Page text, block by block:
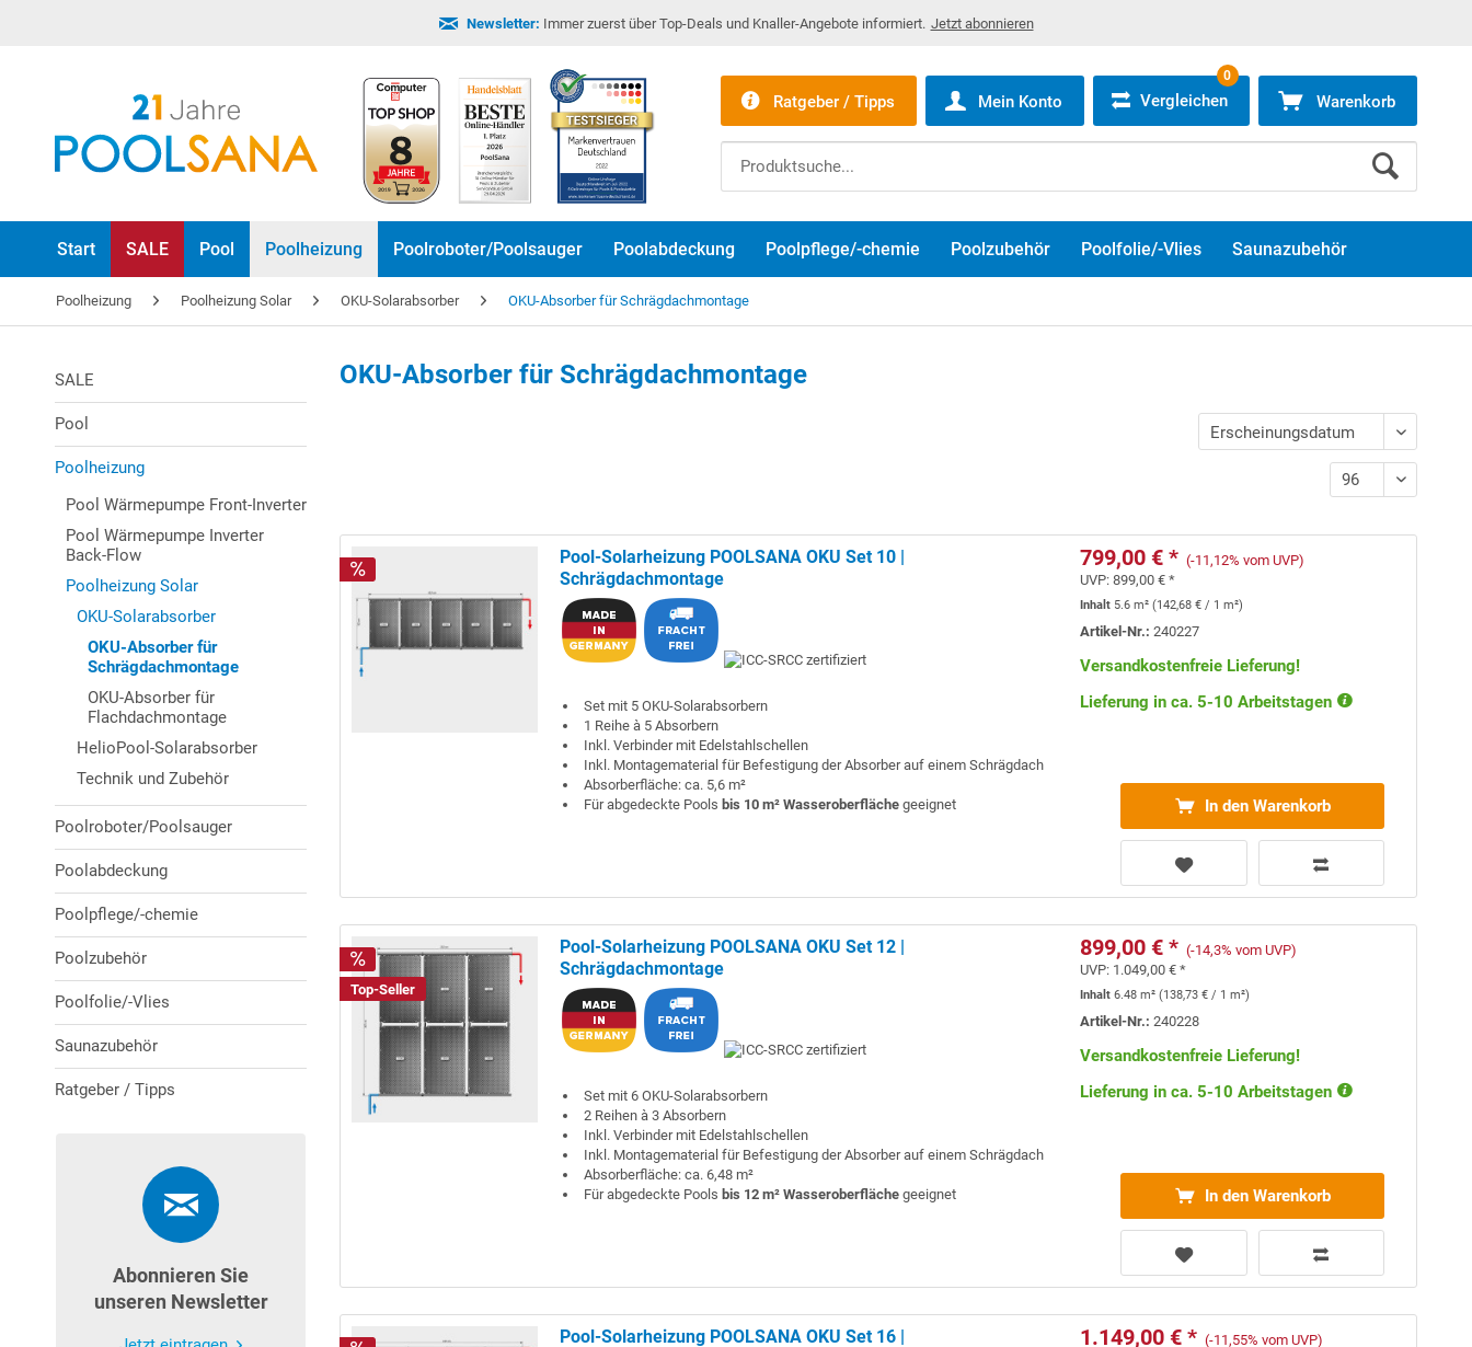
Newsletter: Immer zuerst über Top-Deals und Knaller-Angebote informiert. Jetzt abonnieren
Ratgeber / Tipps Mein Konto Vergleichen
0
Warenkorb
Start SALE Pool Poolheizung Poolroboter/Poolsauger Poolabdeckung Poolpflege/-chemie Poolzubehör Poolfolie/-Vlies Saunazubehör
Poolheizung Poolheizung Solar OKU-Solarabsorber OKU-Absorber für Schrägdachmontage
SALE
Pool
Poolheizung
Pool Wärmepumpe Front-Inverter
Pool Wärmepumpe Inverter
Back-Flow
Poolheizung Solar
OKU-Solarabsorber
OKU-Absorber für
Schrägdachmontage
OKU-Absorber für
Flachdachmontage
HelioPool-Solarabsorber
Technik und Zubehör
Poolroboter/Poolsauger
Poolabdeckung
Poolpflege/-chemie
Poolzubehör
Poolfolie/-Vlies
Saunazubehör
Ratgeber / Tipps
Abonnieren Sie
unseren Newsletter
OKU-Absorber für Schrägdachmontage
Pool-Solarheizung POOLSANA OKU Set 10 |
Schrägdachmontage
Set mit 5 OKU-Solarabsorbern
1 Reihe à 5 Absorbern
Inkl. Verbinder mit Edelstahlschellen
Inkl. Montagematerial für Befestigung der Absorber auf einem Schrägdach
Absorberfläche: ca. 5,6 m²
Für abgedeckte Pools bis 10 m² Wasseroberfläche geeignet
799,00 € * (-11,12% vom UVP)
UVP:899,00 € *
Inhalt 5.6 m²(142,68 € / 1 m²)
Artikel-Nr.:240227
Versandkostenfreie Lieferung!
Lieferung in ca. 5-10 Arbeitstagen
In den Warenkorb
Top-Seller
Pool-Solarheizung POOLSANA OKU Set 12 |
Schrägdachmontage
Set mit 6 OKU-Solarabsorbern
2 Reihen à 3 Absorbern
Inkl. Verbinder mit Edelstahlschellen
Inkl. Montagematerial für Befestigung der Absorber auf einem Schrägdach
Absorberfläche: ca. 6,48 m²
Für abgedeckte Pools bis 12 m² Wasseroberfläche geeignet
899,00 € * (-14,3% vom UVP)
UVP: 1.049,00 € *
Inhalt6.48 m²(138,73 € / 1 m²)
Artikel-Nr.:240228
Versandkostenfreie Lieferung!
Lieferung in ca. 5-10 Arbeitstagen
In den Warenkorb
Pool-Solarheizung POOLSANA OKU Set 16 |
1.149,00 € * (-11,55% vom UVP)